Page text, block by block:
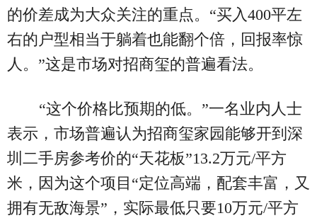
的价差成为大众关注的重点。“买入400平左
右的户型相当于躺着也能翻个倍，回报率惊
人。”这是市场对招商玺的普遍看法。
“这个价格比预期的低。”一名业内人士
表示，市场普遍认为招商玺家园能够开到深
圳二手房参考价的“天花板”13.2万元/平方
米，因为这个项目“定位高端，配套丰富，又
拥有无敌海景”，实际最低只要10万元/平方